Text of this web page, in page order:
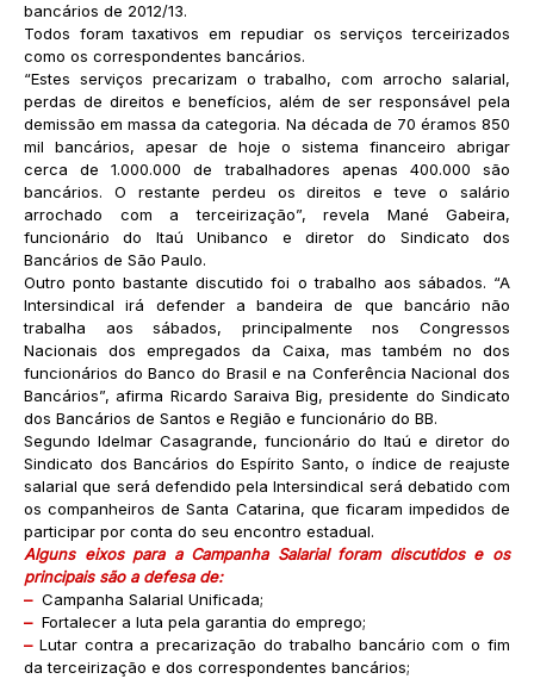
bancários de 2012/13.
Todos foram taxativos em repudiar os serviços terceirizados
como os correspondentes bancários.
“Estes serviços precarizam o trabalho, com arrocho salarial,
perdas de direitos e benefícios, além de ser responsável pela
demissão em massa da categoria. Na década de 70 éramos 850
mil bancários, apesar de hoje o sistema financeiro abrigar
cerca de 1.000.000 de trabalhadores apenas 400.000 são
bancários. O restante perdeu os direitos e teve o salário
arrochado com a terceirização”, revela Mané Gabeira,
funcionário do Itaú Unibanco e diretor do Sindicato dos
Bancários de São Paulo.
Outro ponto bastante discutido foi o trabalho aos sábados. “A
Intersindical irá defender a bandeira de que bancário não
trabalha aos sábados, principalmente nos Congressos
Nacionais dos empregados da Caixa, mas também no dos
funcionários do Banco do Brasil e na Conferência Nacional dos
Bancários”, afirma Ricardo Saraiva Big, presidente do Sindicato
dos Bancários de Santos e Região e funcionário do BB.
Segundo Idelmar Casagrande, funcionário do Itaú e diretor do
Sindicato dos Bancários do Espírito Santo, o índice de reajuste
salarial que será defendido pela Intersindical será debatido com
os companheiros de Santa Catarina, que ficaram impedidos de
participar por conta do seu encontro estadual.
Alguns eixos para a Campanha Salarial foram discutidos e os
principais são a defesa de:
–Campanha Salarial Unificada;
– Fortalecer a luta pela garantia do emprego;
–Lutar contra a precarização do trabalho bancário com o fim
da terceirização e dos correspondentes bancários;